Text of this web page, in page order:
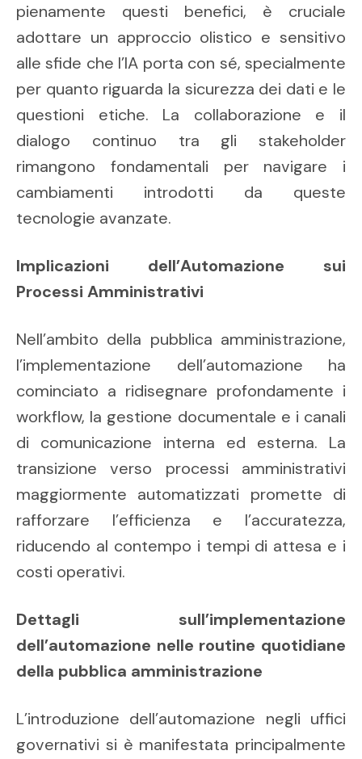
pienamente questi benefici, è cruciale
adottare un approccio olistico e sensitivo
alle sfide che l’IA porta con sé, specialmente
per quanto riguarda la sicurezza dei dati e le
questioni etiche. La collaborazione e il
dialogo continuo tra gli stakeholder
rimangono fondamentali per navigare i
cambiamenti introdotti da queste
tecnologie avanzate.
Implicazioni dell’Automazione sui
Processi Amministrativi
Nell’ambito della pubblica amministrazione,
l’implementazione dell’automazione ha
cominciato a ridisegnare profondamente i
workflow, la gestione documentale e i canali
di comunicazione interna ed esterna. La
transizione verso processi amministrativi
maggiormente automatizzati promette di
rafforzare l’efficienza e l’accuratezza,
riducendo al contempo i tempi di attesa e i
costi operativi.
Dettagli sull’implementazione
dell’automazione nelle routine quotidiane
della pubblica amministrazione
L’introduzione dell’automazione negli uffici
governativi si è manifestata principalmente